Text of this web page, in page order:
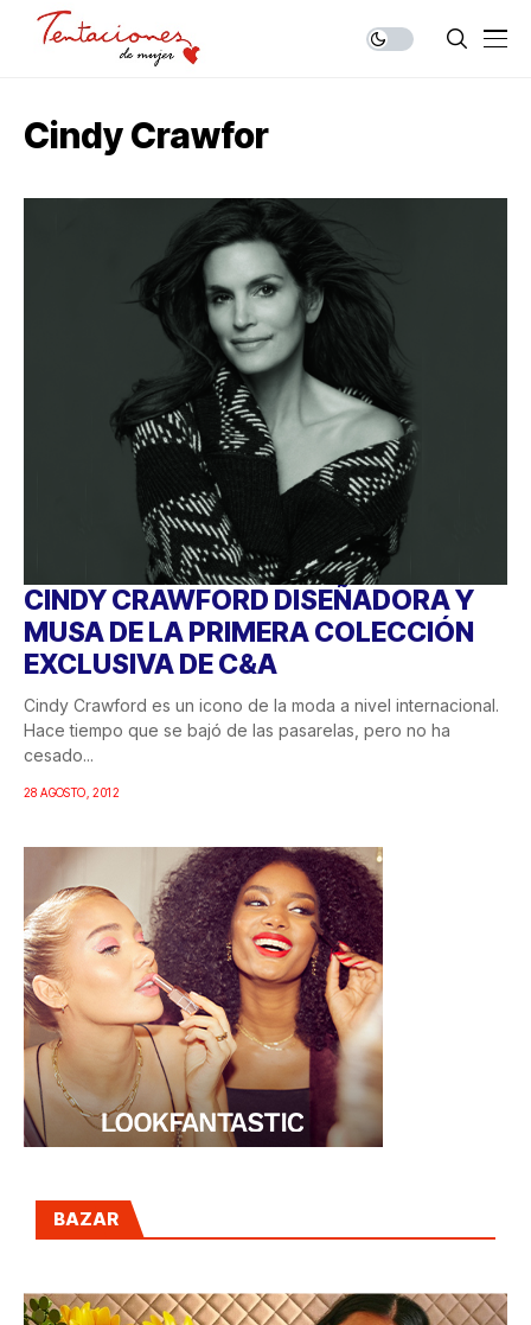
Cindy Crawfor
CINDY CRAWFORD DISEÑADORA Y
MUSA DE LA PRIMERA COLECCIÓN
EXCLUSIVA DE C&A
Cindy Crawford es un icono de la moda a nivel internacional.
Hace tiempo que se bajó de las pasarelas, pero no ha
cesado...
28 AGOSTO, 2012
BAZAR